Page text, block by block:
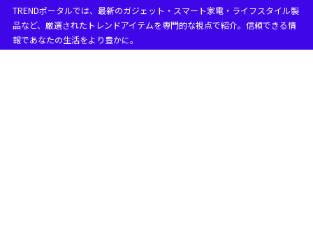
TRENDポータルでは、最新のガジェット・スマート家電・ライフスタイル製
品など、厳選されたトレンドアイテムを専門的な視点で紹介。信頼できる情
報であなたの生活をより豊かに。
目次